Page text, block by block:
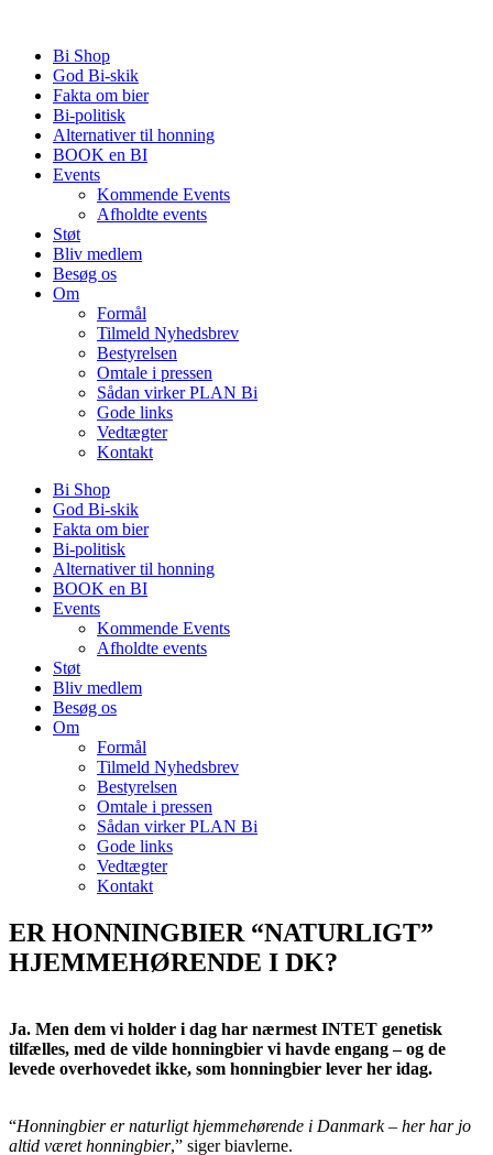
indholdBi Shop
God Bi-skik
Fakta om bier
Bi-politisk
Alternativer til honning
BOOK en BI
Events
Kommende Events
Afholdte events
Støt
Bliv medlem
Besøg os
Om
Formål
Tilmeld Nyhedsbrev
Bestyrelsen
Omtale i pressen
Sådan virker PLAN Bi
Gode links
Vedtægter
Kontakt
Bi Shop
God Bi-skik
Fakta om bier
Bi-politisk
Alternativer til honning
BOOK en BI
Events
Kommende Events
Afholdte events
Støt
Bliv medlem
Besøg os
Om
Formål
Tilmeld Nyhedsbrev
Bestyrelsen
Omtale i pressen
Sådan virker PLAN Bi
Gode links
Vedtægter
Kontakt
ER HONNINGBIER “NATURLIGT”
HJEMMEHØRENDE I DK?
Ja. Men dem vi holder i dag har nærmest INTET genetisk
tilfælles, med de vilde honningbier vi havde engang – og de
levede overhovedet ikke, som honningbier lever her idag.
“Honningbier er naturligt hjemmehørende i Danmark – her har jo
altid været honningbier,” siger biavlerne.